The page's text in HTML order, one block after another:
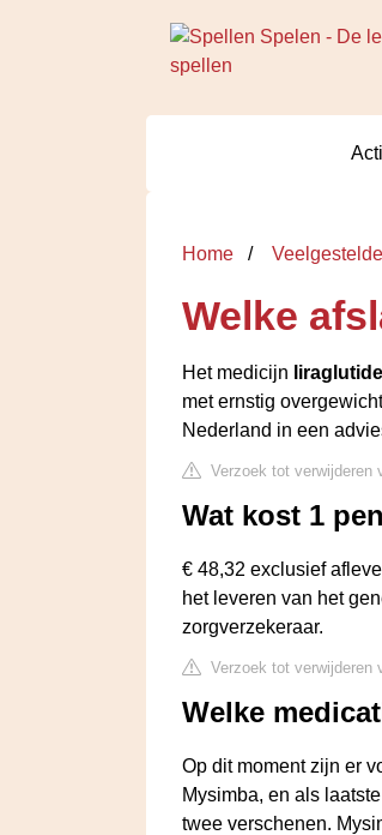
Home
Welke
Het medicijn
met ernstig
Nederland in een
Verzoek tot verwijderen
Wat kost 1
€ 48,32 exclusief
het leveren van het
zorgverzekeraar.
Verzoek tot verwijderen
Welke
Op dit moment zijn er
Mysimba, en als
twee verschenen.